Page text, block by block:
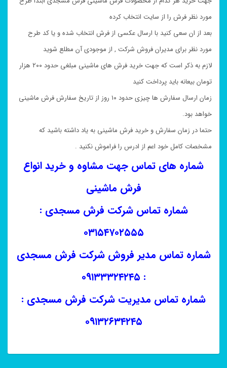
مورد نظر فرش را از سایت انتخاب کرده
بعد از ان سعی کنید با ارسال عکسی از فرش انتخاب شده و یا کد طرح
مورد نظر برای مدیران فروش شرکت , از موجودی آن مطلع شوید
لازم به ذکر است که جهت خرید فرش های ماشینی مبلغی حدود ۲۰۰ هزار
تومان بیعانه باید پرداخت کنید
زمان ارسال سفارش ها چیزی حدود ۱۰ روز از تاریخ سفارش فرش ماشینی
خواهد بود.
حتما در زمان سفارش و خرید فرش ماشینی به یاد داشته باشید که
مشخصات کامل خود اعم از ادرس را فراموش نکنید .
شماره های تماس جهت مشاوه و خرید انواع
فرش ماشینی
شماره تماس شرکت فرش مسجدی :
۰۳۱۵۴۷۰۲۵۵۵
شماره تماس مدیر فروش شرکت فرش مسجدی
: ۰۹۱۳۳۳۲۴۲۴۵
شماره تماس مدیریت شرکت فرش مسجدی :
۰۹۱۳۲۶۳۴۲۴۵